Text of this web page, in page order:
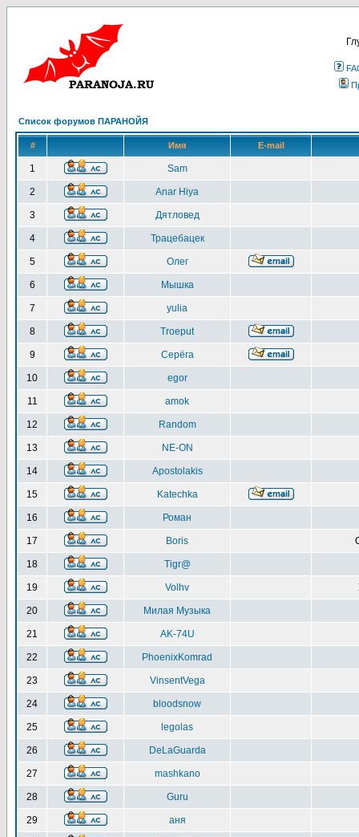
Список форумов ПАРАНОЙЯ
# Имя E-mail
1 Sam
2 Anar Hiya
3 Дятловед
4 Трацебацек
5 Олег
6 Мышка
7 yulia
8 Troeput
9 Серёга
10 egor
11 amok
12 Random
13 NE-ON
14 Apostolakis
15 Katechka
16 Роман
17 Boris
18 Tigr@
19 Volhv
20 Милая Музыка
21 AK-74U
22 PhoenixKomrad
23 VinsentVega
24 bloodsnow
25 legolas
26 DeLaGuarda
27 mashkano
28 Guru
29 аня